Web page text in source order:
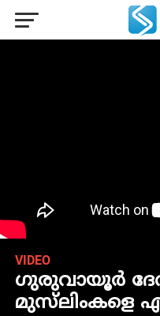
VIDEO
ഗുരുവായൂർ
മുസ്‌ലിംകളെ